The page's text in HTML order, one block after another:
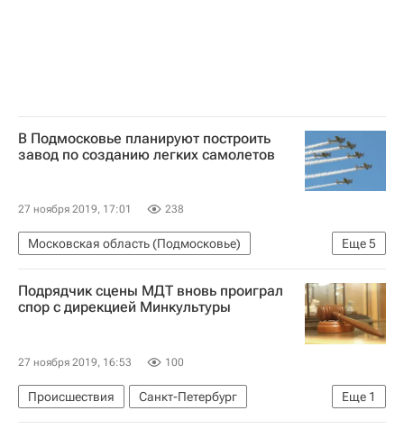
В Подмосковье планируют построить
завод по созданию легких самолетов
27 ноября 2019, 17:01 238
Еще5
Московская область (Подмосковье)
Андрей Воробьев
Владислав Филев
Строительство
Инфраструктура
Подрядчик сцены МДТ вновь проиграл
спор с дирекцией Минкультуры
27 ноября 2019, 16:53 100
Еще 1
Происшествия
Санкт-Петербург
Министерство культуры Российской Федерации (Минкультуры России)